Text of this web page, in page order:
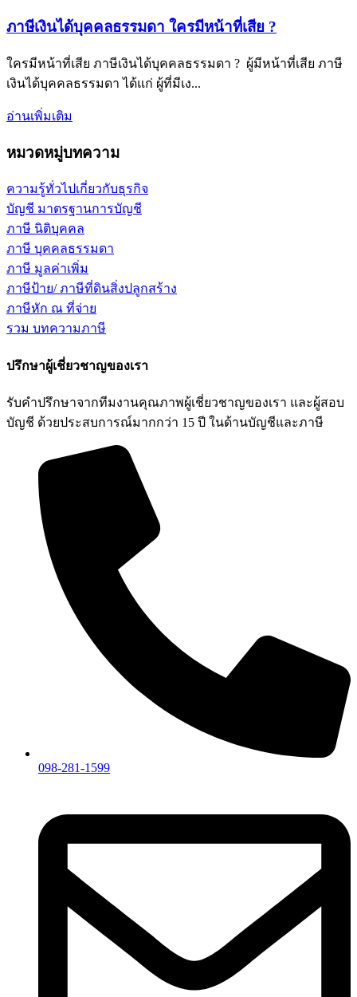
ภาษีเงินได้บุคคลธรรมดา ใครมีหน้าที่เสีย ?
ใครมีหน้าที่เสีย ภาษีเงินได้บุคคลธรรมดา ? ผู้มีหน้าที่เสีย ภาษี
เงินได้บุคคลธรรมดา ได้แก่ ผู้ที่มีเง...
อ่านเพิ่มเติม
หมวดหมู่บทความ
ความรู้ทั่วไปเกี่ยวกับธุรกิจ
บัญชี มาตรฐานการบัญชี
ภาษี นิติบุคคล
ภาษี บุคคลธรรมดา
ภาษี มูลค่าเพิ่ม
ภาษีป้าย/ ภาษีที่ดินสิ่งปลูกสร้าง
ภาษีหัก ณ ที่จ่าย
รวม บทความภาษี
ปรึกษาผู้เชี่ยวชาญของเรา
รับคำปรึกษาจากทีมงานคุณภาพผู้เชี่ยวชาญของเรา และผู้สอบ
บัญชี ด้วยประสบการณ์มากกว่า 15 ปี ในด้านบัญชีและภาษี
098-281-1599